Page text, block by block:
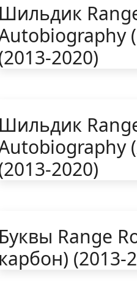
2020)
2020)
Range
(2013-